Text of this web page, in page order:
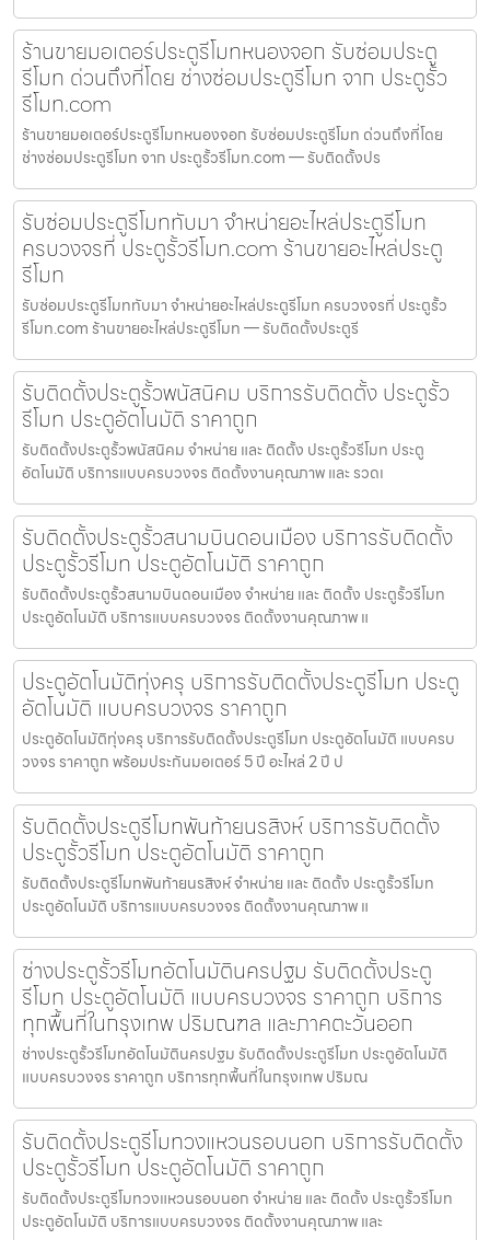
ร้านขายมอเตอร์ประตูรีโมทหนองจอก รับซ่อมประตู
รีโมท ด่วนถึงที่โดย ช่างซ่อมประตูรีโมท จาก ประตูรั้ว
รีโมท.com
ร้านขายมอเตอร์ประตูรีโมทหนองจอก รับซ่อมประตูรีโมท ด่วนถึงที่โดย
ช่างซ่อมประตูรีโมท จาก ประตูรั้วรีโมท.com — รับติดตั้งปร
รับซ่อมประตูรีโมททับมา จำหน่ายอะไหล่ประตูรีโมท
ครบวงจรที่ ประตูรั้วรีโมท.com ร้านขายอะไหล่ประตู
รีโมท
รับซ่อมประตูรีโมททับมา จำหน่ายอะไหล่ประตูรีโมท ครบวงจรที่ ประตูรั้ว
รีโมท.com ร้านขายอะไหล่ประตูรีโมท — รับติดตั้งประตูรี
รับติดตั้งประตูรั้วพนัสนิคม บริการรับติดตั้ง ประตูรั้ว
รีโมท ประตูอัตโนมัติ ราคาถูก
รับติดตั้งประตูรั้วพนัสนิคม จำหน่าย และ ติดตั้ง ประตูรั้วรีโมท ประตู
อัตโนมัติ บริการแบบครบวงจร ติดตั้งงานคุณภาพ และ รวดเ
รับติดตั้งประตูรั้วสนามบินดอนเมือง บริการรับติดตั้ง
ประตูรั้วรีโมท ประตูอัตโนมัติ ราคาถูก
รับติดตั้งประตูรั้วสนามบินดอนเมือง จำหน่าย และ ติดตั้ง ประตูรั้วรีโมท
ประตูอัตโนมัติ บริการแบบครบวงจร ติดตั้งงานคุณภาพ แ
ประตูอัตโนมัติทุ่งครุ บริการรับติดตั้งประตูรีโมท ประตู
อัตโนมัติ แบบครบวงจร ราคาถูก
ประตูอัตโนมัติทุ่งครุ บริการรับติดตั้งประตูรีโมท ประตูอัตโนมัติ แบบครบ
วงจร ราคาถูก พร้อมประกันมอเตอร์ 5 ปี อะไหล่ 2 ปี ป
รับติดตั้งประตูรีโมทพันท้ายนรสิงห์ บริการรับติดตั้ง
ประตูรั้วรีโมท ประตูอัตโนมัติ ราคาถูก
รับติดตั้งประตูรีโมทพันท้ายนรสิงห์ จำหน่าย และ ติดตั้ง ประตูรั้วรีโมท
ประตูอัตโนมัติ บริการแบบครบวงจร ติดตั้งงานคุณภาพ แ
ช่างประตูรั้วรีโมทอัตโนมัตินครปฐม รับติดตั้งประตู
รีโมท ประตูอัตโนมัติ แบบครบวงจร ราคาถูก บริการ
ทุกพื้นที่ในกรุงเทพ ปริมณฑล และภาคตะวันออก
ช่างประตูรั้วรีโมทอัตโนมัตินครปฐม รับติดตั้งประตูรีโมท ประตูอัตโนมัติ
แบบครบวงจร ราคาถูก บริการทุกพื้นที่ในกรุงเทพ ปริมณ
รับติดตั้งประตูรีโมทวงแหวนรอบนอก บริการรับติดตั้ง
ประตูรั้วรีโมท ประตูอัตโนมัติ ราคาถูก
รับติดตั้งประตูรีโมทวงแหวนรอบนอก จำหน่าย และ ติดตั้ง ประตูรั้วรีโมท
ประตูอัตโนมัติ บริการแบบครบวงจร ติดตั้งงานคุณภาพ และ